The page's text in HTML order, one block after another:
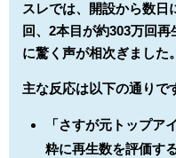
スレでは、開設から数日
回、2本目が約303万回
に驚く声が相次ぎました。
主な反応は以下の通りで
「さすが元トップア
粋に再生数を評価する